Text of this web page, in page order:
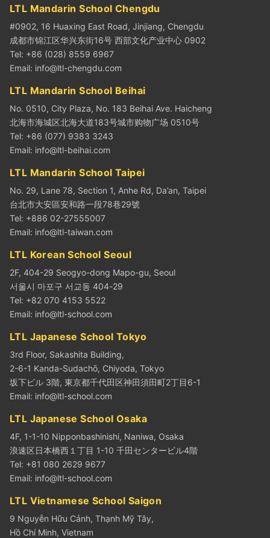
LTL Mandarin School Chengdu
#0902, 16 Huaxing East Road, Jinjiang, Chengdu
成都市锦江区华兴东街16号 西部文化产业中心 0902
Tel: +86 (028) 8559 6967
Email: info@ltl-chengdu.com
LTL Mandarin School Beihai
No. 0510, City Plaza, No. 183 Beihai Ave. Haicheng
北海市海城区北海大道183号城市购物广场 0510号
Tel: +86 (077) 9383 3243
Email: info@ltl-beihai.com
LTL Mandarin School Taipei
No. 29, Lane 78, Section 1, Anhe Rd, Da’an, Taipei
台北市大安區安和路一段78巷29號
Tel: +886 02-27555007
Email: info@ltl-taiwan.com
LTL Korean School Seoul
2F, 404-29 Seogyo-dong Mapo-gu, Seoul
서울시 마포구 서교동 404-29
Tel: +82 070 4153 5522
Email: info@ltl-school.com
LTL Japanese School Tokyo
3rd Floor, Sakashita Building,
2-6-1 Kanda-Sudachō, Chiyoda, Tokyo
坂下ビル 3階, 東京都千代田区神田須田町2丁目6-1
Email: info@ltl-school.com
LTL Japanese School Osaka
4F, 1-1-10 Nipponbashinishi, Naniwa, Osaka
浪速区日本橋西１丁目 1-10 千田センタービル4階
Tel: +81 080 2629 9677
Email: info@ltl-school.com
LTL Vietnamese School Saigon
9 Nguyễn Hữu Cảnh, Thạnh Mỹ Tây,
Hồ Chí Minh, Vietnam